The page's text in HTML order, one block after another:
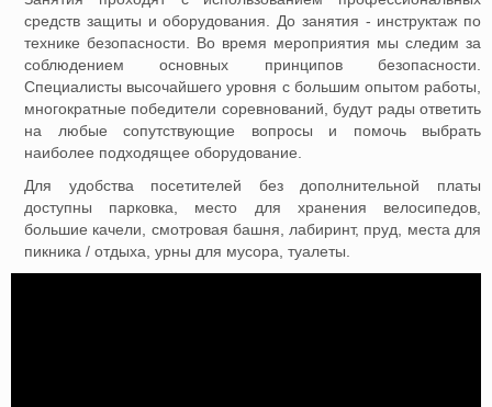
средств защиты и оборудования. До занятия - инструктаж по
технике безопасности. Во время мероприятия мы следим за
соблюдением основных принципов безопасности.
Специалисты высочайшего уровня с большим опытом работы,
многократные победители соревнований, будут рады ответить
на любые сопутствующие вопросы и помочь выбрать
наиболее подходящее оборудование.
Для удобства посетителей без дополнительной платы
доступны парковка, место для хранения велосипедов,
большие качели, смотровая башня, лабиринт, пруд, места для
пикника / отдыха, урны для мусора, туалеты.